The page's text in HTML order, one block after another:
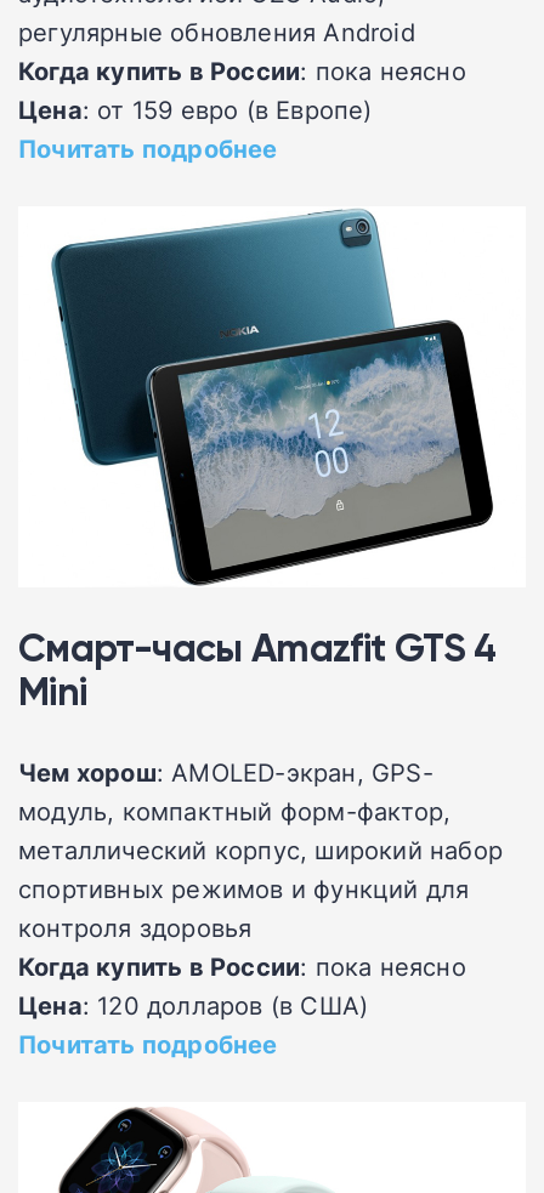
регулярные обновления Android
Когда купить в России: пока неясно
Цена: от 159 евро (в Европе)
Почитать подробнее
Смарт-часы Amazfit GTS 4
Mini
Чем хорош: AMOLED-экран, GPS-
модуль, компактный форм-фактор,
металлический корпус, широкий набор
спортивных режимов и функций для
контроля здоровья
Когда купить в России: пока неясно
Цена: 120 долларов (в США)
Почитать подробнее